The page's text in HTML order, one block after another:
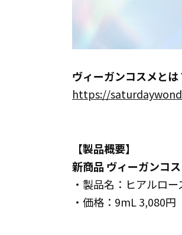
ヴィーガンコスメとは
https://
【製品概要】
新商品 ヴィーガンコ
・製品名：ヒアルロー
・価格：9mL 3,080円